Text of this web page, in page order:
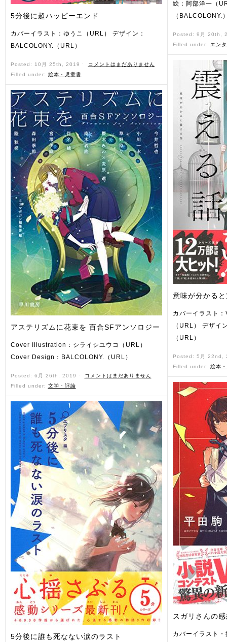
5分後に超ハッピーエンド
カバーイラスト：ゆうこ（URL） デザイン：
BALCOLONY.（URL）
Posted: 10月 25th, 2019 ˑ
コメントはまだありません
Filled under: 絵本・児童書
アステリズムに花束を 百合SFアンソロジー
Cover Illustration：シライシユウコ（URL）
Cover Design：BALCOLONY.（URL）
Posted: 6月 26th, 2019 ˑ
コメントはまだありません
Filled under: 文学・評論
5分後に誰も死なない涙のラスト
絵：阿部洋一（
（BALCOLONY.
Posted: 9月 20th,
Filled under:
エン
意味が分かる
カバーイラスト
（URL） デザイ
（URL）
Posted: 5月
Filled under: 絵本
スガリさんの
カバーイラスト